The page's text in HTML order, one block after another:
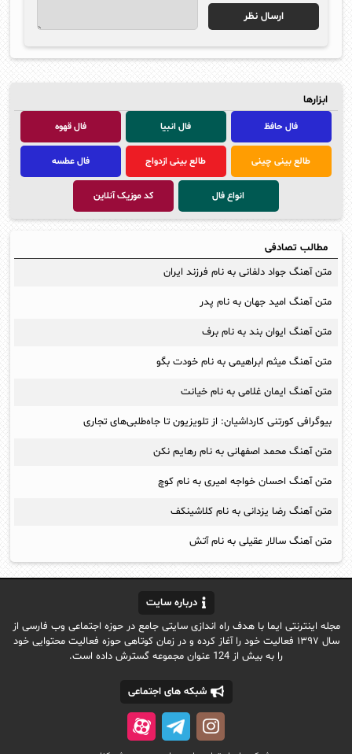
ابزارها
فال حافظ فال انبیا فال قهوه
طالع بینی چینی طالع بینی ازدواج فال عطسه
انواع فال کد موزیک آنلاین
مطالب تصادفی
متن آهنگ جواد دلفانی به نام فرزند ایران
متن آهنگ امید جهان به نام پدر
متن آهنگ ایوان بند به نام برف
متن آهنگ میثم ابراهیمی به نام خودت بگو
متن آهنگ ایمان غلامی به نام خیانت
بیوگرافی کورتنی کارداشیان: از تلویزیون تا جاه‌طلبی‌های تجاری
متن آهنگ محمد اصفهانی به نام رهایم نکن
متن آهنگ احسان خواجه امیری به نام کوچ
متن آهنگ رضا یزدانی به نام کلاشینکف
متن آهنگ سالار عقیلی به نام آتش
درباره سایت
مجله اینترنتی ایما با هدف راه اندازی سایتی جامع در حوزه اجتماعی وب فارسی از
سال ۱۳۹۷ فعالیت خود را آغاز کرده و در زمان کوتاهی حوزه فعالیت محتوایی خود
را به بیش از 124 عنوان مجموعه گسترش داده است.
شبکه های اجتماعی